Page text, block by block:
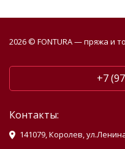
2026 © FONTURA — пряжа и
+7
Контакты:
141079, Королев,